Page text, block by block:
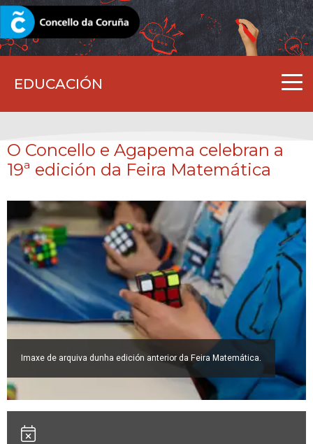
EDUCACIÓN
CORUNA.GAL
O Concello e Agapema celebran a
19ª edición da Feira Matemática
Imaxe de arquiva dunha edición anterior da Feira Matemática.